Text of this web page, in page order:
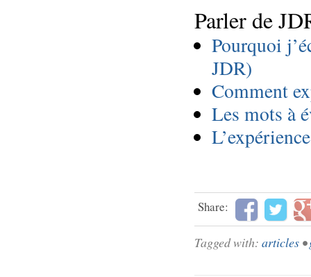
Parler de
Pourquoi
JDR)
Comment
Les mots à
Share:
Tagged with: articles •